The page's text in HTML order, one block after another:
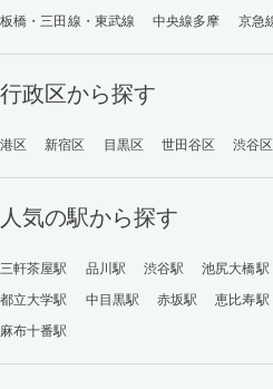
板橋・三田線・東武線
中央線多摩 京急
行政区から探す
港区 新宿区 目黒区 世田谷区 渋谷区
人気の駅から探す
三軒茶屋駅 品川駅 渋谷駅 池尻大橋駅
都立大学駅
中目黒駅 赤坂駅 恵比寿駅
麻布十番駅